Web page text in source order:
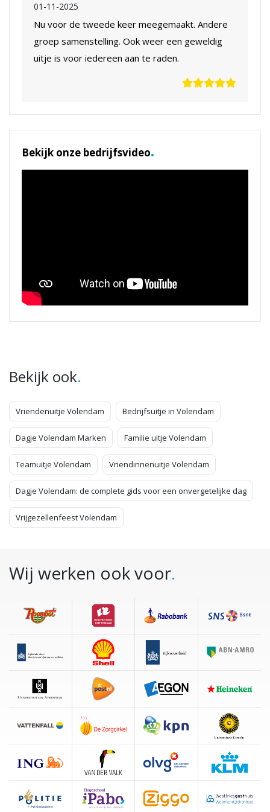
01-11-2025
Nu voor de tweede keer meegemaakt. Andere
groep samenstelling. Ook weer een geweldig
uitje is voor iedereen aan te raden.
Bekijk onze bedrijfsvideo.
Bekijk ook.
Vriendenuitje Volendam Bedrijfsuitje in Volendam
Dagje Volendam Marken Familie uitje Volendam
Teamuitje Volendam Vriendinnenuitje Volendam
Dagje Volendam: de complete gids voor een onvergetelijke dag
Vrijgezellenfeest Volendam
Wij werken ook voor.